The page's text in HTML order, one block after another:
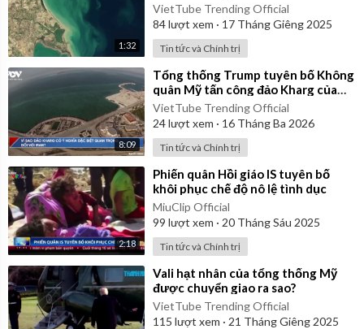
1:32
VietTube Trending Official
84lượt xem · 17 Tháng Giêng 2025
Tin tức và Chính trị
8:09
⁣Tổng thống Trump tuyên bố Không
quân Mỹ tấn công đảo Kharg của
Iran
VietTube Trending Official
24lượt xem · 16 Tháng Ba 2026
Tin tức và Chính trị
2:18
⁣Phiến quân Hồi giáo IS tuyên bố
khôi phục chế độ nô lệ tình dục
MiuClip Official
99 lượt xem · 20 Tháng Sáu 2025
Tin tức và Chính trị
⁣Vali hạt nhân của tổng thống Mỹ
được chuyển giao ra sao?
VietTube Trending Official
115 lượt xem · 21 Tháng Giêng 2025